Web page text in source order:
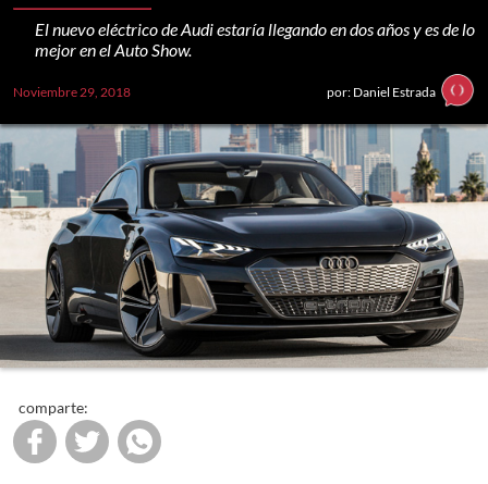
El nuevo eléctrico de Audi estaría llegando en dos años y es de lo
mejor en el Auto Show.
Noviembre 29, 2018 por: Daniel Estrada
comparte: